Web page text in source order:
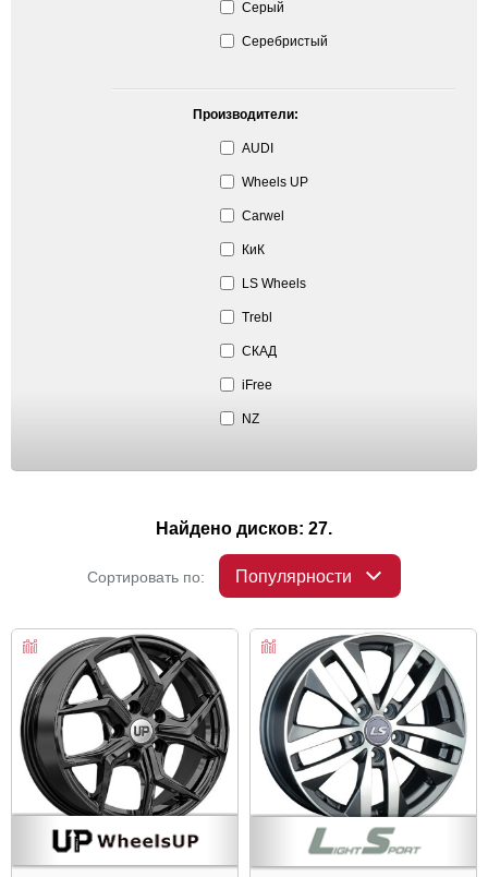
Серый
Серебристый
Производители:
AUDI
Wheels UP
Carwel
КиК
LS Wheels
Trebl
СКАД
iFree
NZ
Найдено дисков: 27.
Сортировать по: Популярности